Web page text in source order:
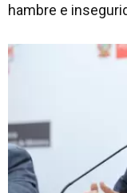
hambre e